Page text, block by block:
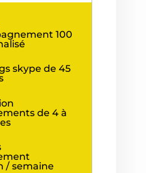
100
skype de 45
de 4 à
/ semaine